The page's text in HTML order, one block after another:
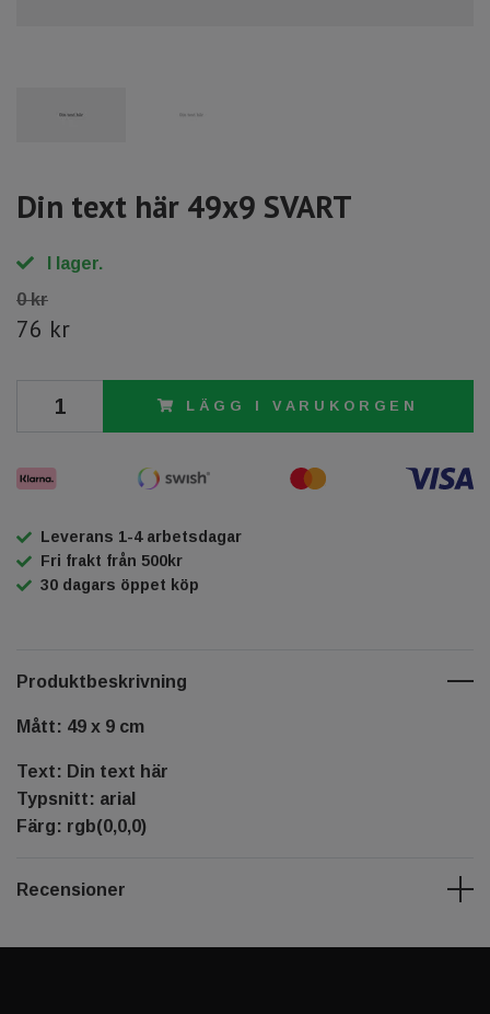
Din text här 49x9 SVART
I lager.
0 kr
76 kr
LÄGG I VARUKORGEN
Leverans 1-4 arbetsdagar
Fri frakt från 500kr
30 dagars öppet köp
Produktbeskrivning
Mått: 49 x 9 cm
Text: Din text här
Typsnitt: arial
Färg: rgb(0,0,0)
Recensioner